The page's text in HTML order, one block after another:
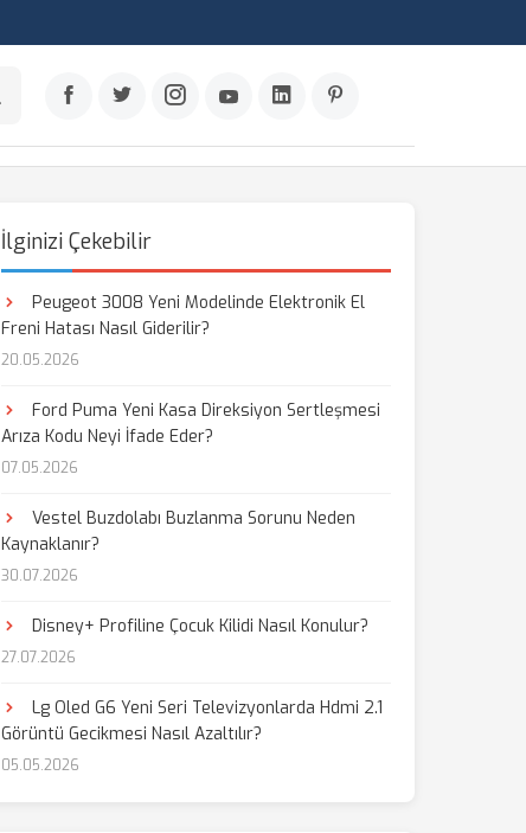
İlginizi Çekebilir
Peugeot 3008 Yeni Modelinde Elektronik El
Freni Hatası Nasıl Giderilir?
20.05.2026
Ford Puma Yeni Kasa Direksiyon Sertleşmesi
Arıza Kodu Neyi İfade Eder?
07.05.2026
Vestel Buzdolabı Buzlanma Sorunu Neden
Kaynaklanır?
30.07.2026
Disney+ Profiline Çocuk Kilidi Nasıl Konulur?
27.07.2026
Lg Oled G6 Yeni Seri Televizyonlarda Hdmi 2.1
Görüntü Gecikmesi Nasıl Azaltılır?
05.05.2026